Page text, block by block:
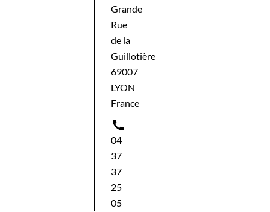
Grande
Rue
de la
Guillotière
69007
LYON
France

04
37
37
25
05